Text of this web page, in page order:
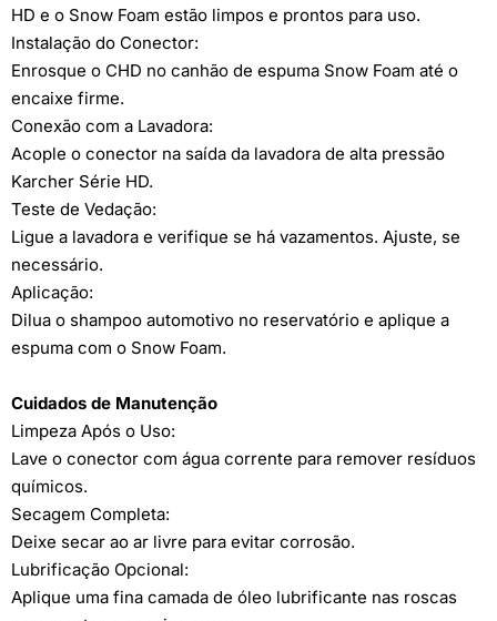
HD e o Snow Foam estão limpos e prontos para uso.
Instalação do Conector:
Enrosque o CHD no canhão de espuma Snow Foam até o
encaixe firme.
Conexão com a Lavadora:
Acople o conector na saída da lavadora de alta pressão
Karcher Série HD.
Teste de Vedação:
Ligue a lavadora e verifique se há vazamentos. Ajuste, se
necessário.
Aplicação:
Dilua o shampoo automotivo no reservatório e aplique a
espuma com o Snow Foam.
Cuidados de Manutenção
Limpeza Após o Uso:
Lave o conector com água corrente para remover resíduos
químicos.
Secagem Completa:
Deixe secar ao ar livre para evitar corrosão.
Lubrificação Opcional:
Aplique uma fina camada de óleo lubrificante nas roscas